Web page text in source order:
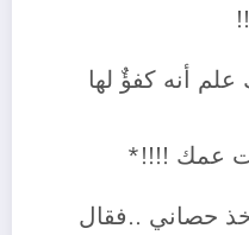
أنه كفؤٌ لها
عمك !!!!*
خذ حصاني ..فقال